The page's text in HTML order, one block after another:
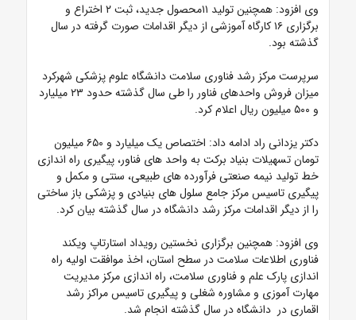
وی افزود: همچنین تولید ۱۱محصول جدید، ثبت ۲ اختراع و
برگزاری ۱۶ کارگاه آموزشی از دیگر اقدامات صورت گرفته در سال
گذشته بود.
سرپرست مرکز رشد فناوری سلامت دانشگاه علوم پزشکی شهرکرد
میزان فروش واحدهای فناور را طی سال گذشته حدود ۲۳ میلیارد
و ۵۰۰ میلیون ریال اعلام کرد.
دکتر یزدانی راد ادامه داد: اختصاص یک میلیارد و ۶۵۰ میلیون
تومان تسهیلات بنیاد برکت به واحد های فناور، پیگیری راه اندازی
خط تولید نیمه صنعتی فرآورده های طبیعی، سنتی و مکمل و
پیگیری تاسیس مرکز جامع سلول های بنیادی و پزشکی باز ساختی
را از دیگر اقدامات مرکز رشد دانشگاه در سال گذشته بیان کرد.
وی افزود: همچنین برگزاری نخستین رویداد استارتاپ ویکند
فناوری اطلاعات سلامت در سطح استان، اخذ موافقت اولیه راه
اندازی پارک علم و فناوری سلامت، راه اندازی مرکز مدیریت
مهارت آموزی و مشاوره شغلی و پیگیری تاسیس مراکز رشد
اقماری در دانشگاه در سال گذشته انجام شد.